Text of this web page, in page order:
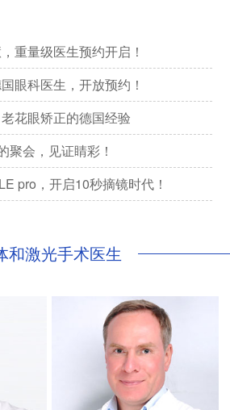
重量级医生预约开启！
眼科医生，开放预约！
花眼矫正的德国经验
聚会，见证睛彩！
pro，开启10秒摘镜时代！
和激光手术医生